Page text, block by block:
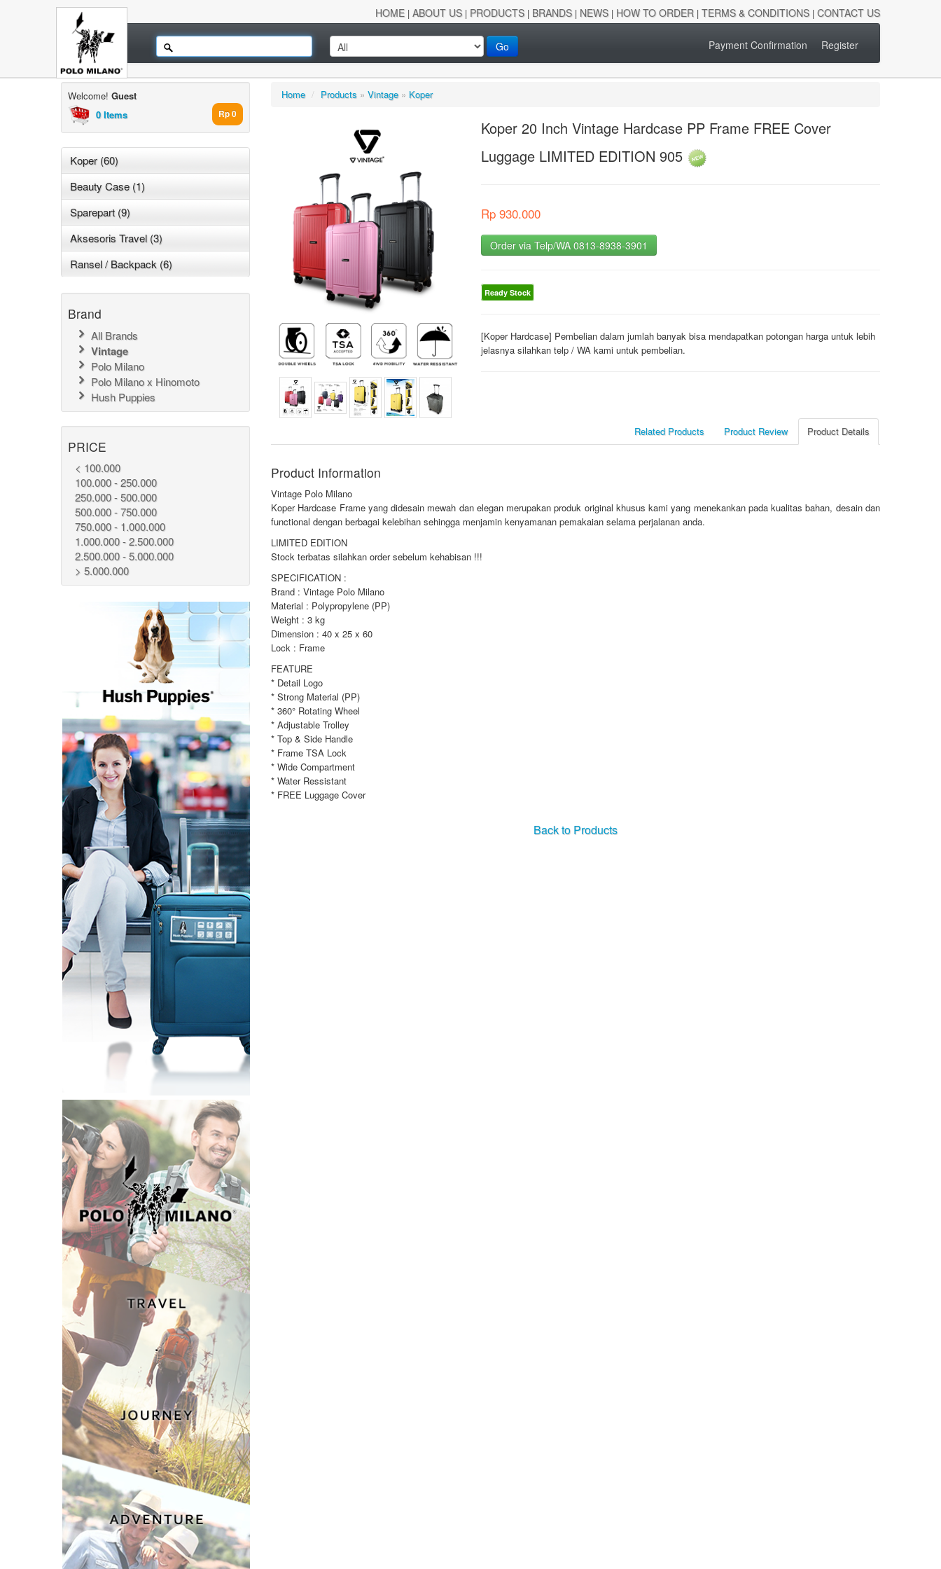
HOME | ABOUT US| PRODUCTS| BRANDS| NEWS| HOW TO ORDER | TERMS & CONDITIONS| CONTACT US
Go Payment Confirmation Register
Welcome! Guest
0 Items
Rp 0
Koper (60)
Beauty Case (1)
Sparepart (9)
Aksesoris Travel (3)
Ransel / Backpack (6)
Brand
All Brands
Vintage
Polo Milano
Polo Milano x Hinomoto
Hush Puppies
PRICE
< 100.000
100.000 - 250.000
250.000 - 500.000
500.000 - 750.000
750.000 - 1.000.000
1.000.000 - 2.500.000
2.500.000 - 5.000.000
> 5.000.000
Home / Products » Vintage» Koper
Koper 20 Inch Vintage Hardcase PP Frame FREE Cover
Luggage LIMITED EDITION 905
Rp 930.000
Order via Telp/WA 0813-8938-3901
Ready Stock
[Koper Hardcase] Pembelian dalam jumlah banyak bisa mendapatkan potongan harga untuk lebih
jelasnya silahkan telp / WA kami untuk pembelian.
Product Details
Product Review
Related Products
Product Information
Vintage Polo Milano
Koper Hardcase Frame yang didesain mewah dan elegan merupakan produk original khusus kami yang menekankan pada kualitas bahan, desain dan
functional dengan berbagai kelebihan sehingga menjamin kenyamanan pemakaian selama perjalanan anda.
LIMITED EDITION
Stock terbatas silahkan order sebelum kehabisan !!!
SPECIFICATION :
Brand : Vintage Polo Milano
Material : Polypropylene (PP)
Weight : 3 kg
Dimension : 40 x 25 x 60
Lock : Frame
FEATURE
* Detail Logo
* Strong Material (PP)
* 360° Rotating Wheel
* Adjustable Trolley
* Top & Side Handle
* Frame TSA Lock
* Wide Compartment
* Water Ressistant
* FREE Luggage Cover
Back to Products